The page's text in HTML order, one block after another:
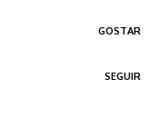
GOSTAR
SEGUIR